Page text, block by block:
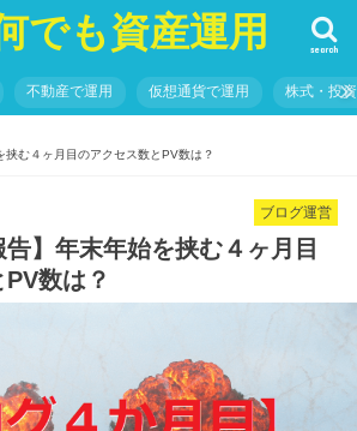
でも資産運用 search
不動産で運用 仮想通貨で運用 株式・投
挟む４ヶ月目のアクセス数とPV数は？
ブログ運営
告】年末年始を挟む４ヶ月目
数は？